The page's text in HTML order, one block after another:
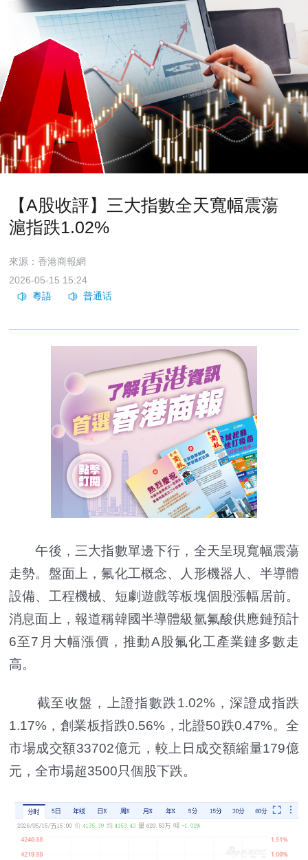
【A股收評】三大指數全天寬幅震蕩
滬指跌1.02%
來源：香港商報網
2026-05-15 15:24
午後，三大指數單邊下行，全天呈現寬幅震蕩
走勢。盤面上，氟化工概念、人形機器人、半導體
設備、工程機械、短劇遊戲等板塊個股漲幅居前。
消息面上，報道稱韓國半導體級氫氟酸供應鏈預計
6至7月大幅漲價，推動A股氟化工產業鏈多數走
高。
截至收盤，上證指數跌1.02%，深證成指跌
1.17%，創業板指跌0.56%，北證50跌0.47%。全
市場成交額33702億元，較上日成交額縮量179億
元，全市場超3500只個股下跌。